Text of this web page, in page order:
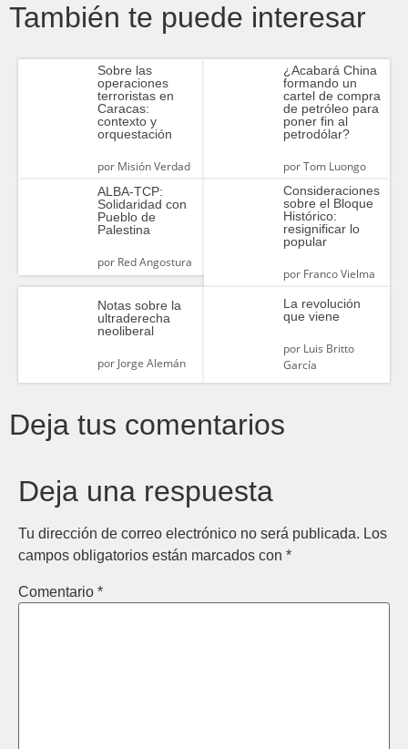
También te puede interesar
Sobre las
operaciones
terroristas en
Caracas:
contexto y
orquestación
porMisión Verdad
¿Acabará China
formando un
cartel de compra
de petróleo para
poner fin al
petrodólar?
porTom Luongo
ALBA-TCP:
Solidaridad con
Pueblo de
Palestina
porRed Angostura
Consideraciones
sobre el Bloque
Histórico:
resignificar lo
popular
porFranco Vielma
Notas sobre la
ultraderecha
neoliberal
porJorge Alemán
La revolución
que viene
porLuis Britto
García
Deja tus comentarios
Deja una respuesta
Tu dirección de correo electrónico no será publicada. Los
campos obligatorios están marcados con *
Comentario *